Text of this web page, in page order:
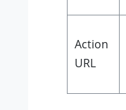
Action
URL